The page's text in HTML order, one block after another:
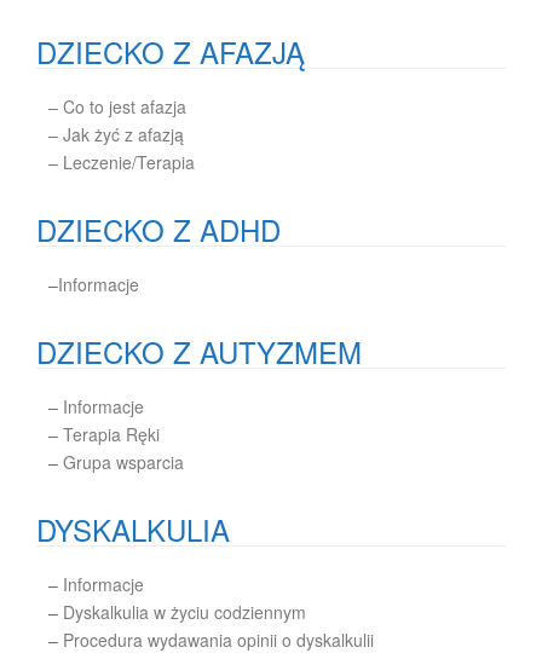
DZIECKO Z AFAZJĄ
– Co to jest afazja
– Jak żyć z afazją
– Leczenie/Terapia
DZIECKO Z ADHD
–Informacje
DZIECKO Z AUTYZMEM
– Informacje
– Terapia Ręki
– Grupa wsparcia
DYSKALKULIA
– Informacje
– Dyskalkulia w życiu codziennym
– Procedura wydawania opinii o dyskalkulii